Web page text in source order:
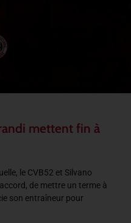
mettent fin à
le CVB52 et Silvano
de mettre un terme à
son entraîneur pour